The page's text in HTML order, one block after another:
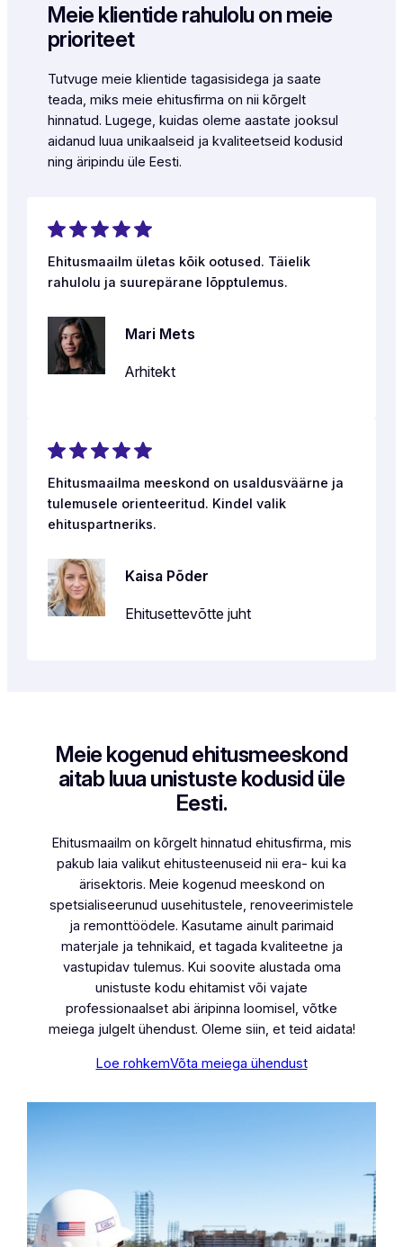
Meie klientide rahulolu on meie
prioriteet
Tutvuge meie klientide tagasisidega ja saate
teada, miks meie ehitusfirma on nii kõrgelt
hinnatud. Lugege, kuidas oleme aastate jooksul
aidanud luua unikaalseid ja kvaliteetseid kodusid
ning äripindu üle Eesti.
Ehitusmaailm ületas kõik ootused. Täielik
rahulolu ja suurepärane lõpptulemus.
Mari Mets
Arhitekt
Ehitusmaailma meeskond on usaldusväärne ja
tulemusele orienteeritud. Kindel valik
ehituspartneriks.
Kaisa Põder
Ehitusettevõtte juht
Meie kogenud ehitusmeeskond
aitab luua unistuste kodusid üle
Eesti.
Ehitusmaailm on kõrgelt hinnatud ehitusfirma, mis
pakub laia valikut ehitusteenuseid nii era- kui ka
ärisektoris. Meie kogenud meeskond on
spetsialiseerunud uusehitustele, renoveerimistele
ja remonttöödele. Kasutame ainult parimaid
materjale ja tehnikaid, et tagada kvaliteetne ja
vastupidav tulemus. Kui soovite alustada oma
unistuste kodu ehitamist või vajate
professionaalset abi äripinna loomisel, võtke
meiega julgelt ühendust. Oleme siin, et teid aidata!
Loe rohkemVõta meiega ühendust